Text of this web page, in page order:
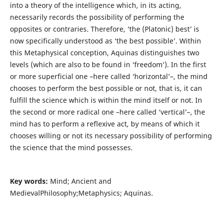
into a theory of the intelligence which, in its acting,
necessarily records the possibility of performing the
opposites or contraries. Therefore, ‘the (Platonic) best’ is
now specifically understood as ‘the best possible’. Within
this Metaphysical conception, Aquinas distinguishes two
levels (which are also to be found in ‘freedom’). In the first
or more superficial one –here called ‘horizontal’–, the mind
chooses to perform the best possible or not, that is, it can
fulfill the science which is within the mind itself or not. In
the second or more radical one –here called ‘vertical’–, the
mind has to perform a reflexive act, by means of which it
chooses willing or not its necessary possibility of performing
the science that the mind possesses.
Key words: Mind; Ancient and
MedievalPhilosophy;Metaphysics; Aquinas.